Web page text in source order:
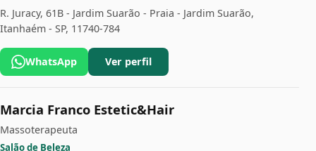
R. Juracy, 61B - Jardim Suarão - Praia - Jardim Suarão,
Itanhaém - SP, 11740-784
WhatsApp Ver perfil
Marcia Franco Estetic&Hair
Massoterapeuta
Salão de Beleza